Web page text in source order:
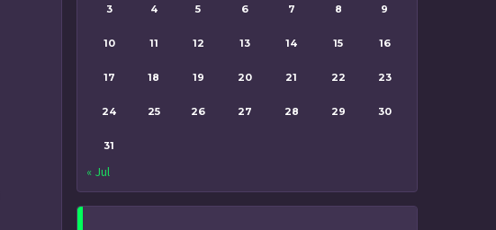
3 4 5 6 7 8 9
10 11 12 13 14 15 16
17 18 19 20 21 22 23
24 25 26 27 28 29 30
31
« Jul